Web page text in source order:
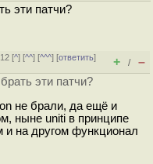
эти патчи?
[^] [^^] [^^^] [ответить]
+ / –
эти патчи?
не брали, да ещё и
ныне uniti в принципе
и на другом функционал